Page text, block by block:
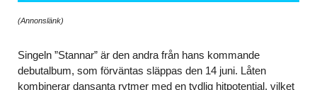
(Annonslänk)
Singeln ”Stannar” är den andra från hans kommande
debutalbum, som förväntas släppas den 14 juni. Låten
kombinerar dansanta rytmer med en tydlig hitpotential, vilket